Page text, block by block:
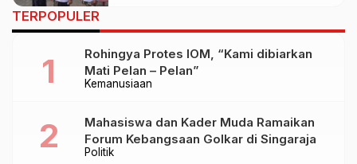
TERPOPULER
Kemanusiaan
Rohingya Protes IOM, “Kami dibiarkan
Mati Pelan – Pelan”
Politik
Mahasiswa dan Kader Muda Ramaikan
Forum Kebangsaan Golkar di Singaraja